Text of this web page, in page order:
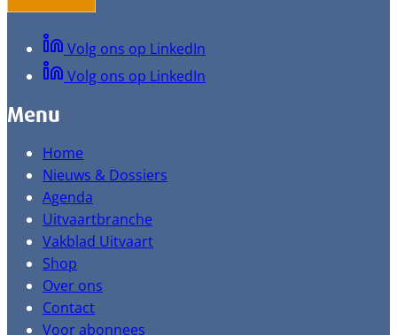
Volg ons op LinkedIn
Volg ons op LinkedIn
Menu
Home
Nieuws & Dossiers
Agenda
Uitvaartbranche
Vakblad Uitvaart
Shop
Over ons
Contact
Voor abonnees